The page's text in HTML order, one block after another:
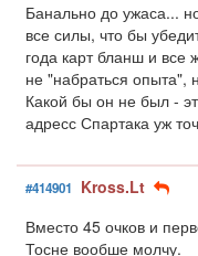
Банально до ужаса...
все силы, что бы
года карт бланш и все
не "набраться опыта",
Какой бы он не был -
адресс Спартака уж
#414901 Kross.Lt
Вместо 45 очков и
Тосне вообше молчу.